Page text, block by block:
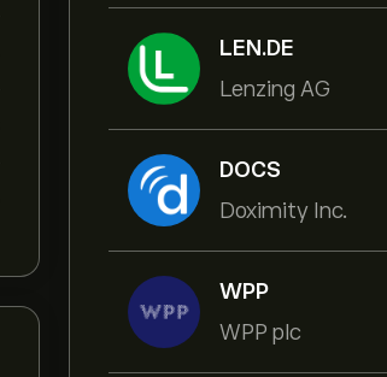
LEN.DE
Lenzing AG
DOCS
Doximity Inc.
WPP
WPP plc